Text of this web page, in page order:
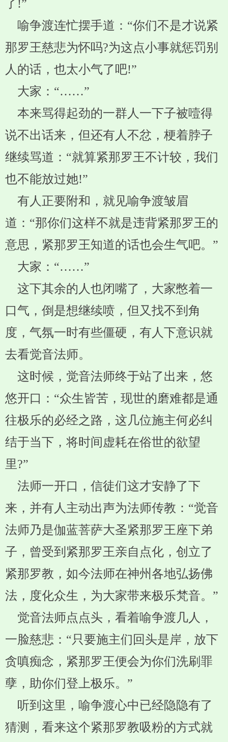
了!”
喻争渡连忙摆手道：“你们不是才说紧
那罗王慈悲为怀吗?为这点小事就惩罚别
人的话，也太小气了吧!”
大家：“……”
本来骂得起劲的一群人一下子被噎得
说不出话来，但还有人不忿，梗着脖子
继续骂道：“就算紧那罗王不计较，我们
也不能放过她!”
有人正要附和，就见喻争渡皱眉
道：“那你们这样不就是违背紧那罗王的
意思，紧那罗王知道的话也会生气吧。”
大家：“……”
这下其余的人也闭嘴了，大家憋着一
口气，倒是想继续喷，但又找不到角
度，气氛一时有些僵硬，有人下意识就
去看觉音法师。
这时候，觉音法师终于站了出来，悠
悠开口：“众生皆苦，现世的磨难都是通
往极乐的必经之路，这几位施主何必纠
结于当下，将时间虚耗在俗世的欲望
里?”
法师一开口，信徒们这才安静了下
来，并有人主动出声为法师传教：“觉音
法师乃是伽蓝菩萨大圣紧那罗王座下弟
子，曾受到紧那罗王亲自点化，创立了
紧那罗教，如今法师在神州各地弘扬佛
法，度化众生，为大家带来极乐梵音。”
觉音法师点点头，看着喻争渡几人，
一脸慈悲：“只要施主们回头是岸，放下
贪嗔痴念，紧那罗王便会为你们洗刷罪
孽，助你们登上极乐。”
听到这里，喻争渡心中已经隐隐有了
猜测，看来这个紧那罗教吸粉的方式就